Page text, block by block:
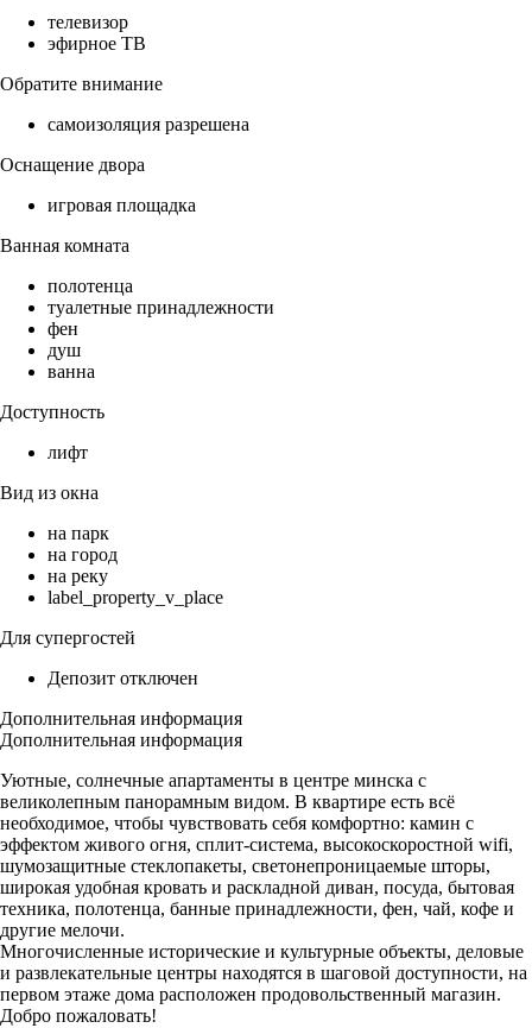
телевизор
эфирное ТВ
Обратите внимание
самоизоляция разрешена
Оснащение двора
игровая площадка
Ванная комната
полотенца
туалетные принадлежности
фен
душ
ванна
Доступность
лифт
Вид из окна
на парк
на город
на реку
label_property_v_place
Для супергостей
Депозит отключен
Дополнительная информация
Дополнительная информация
Уютные, солнечные апартаменты в центре минска с
великолепным панорамным видом. В квартире есть всё
необходимое, чтобы чувствовать себя комфортно: камин с
эффектом живого огня, сплит-система, высокоскоростной wifi,
шумозащитные стеклопакеты, светонепроницаемые шторы,
широкая удобная кровать и раскладной диван, посуда, бытовая
техника, полотенца, банные принадлежности, фен, чай, кофе и
другие мелочи.
Многочисленные исторические и культурные объекты, деловые
и развлекательные центры находятся в шаговой доступности, на
первом этаже дома расположен продовольственный магазин.
Добро пожаловать!